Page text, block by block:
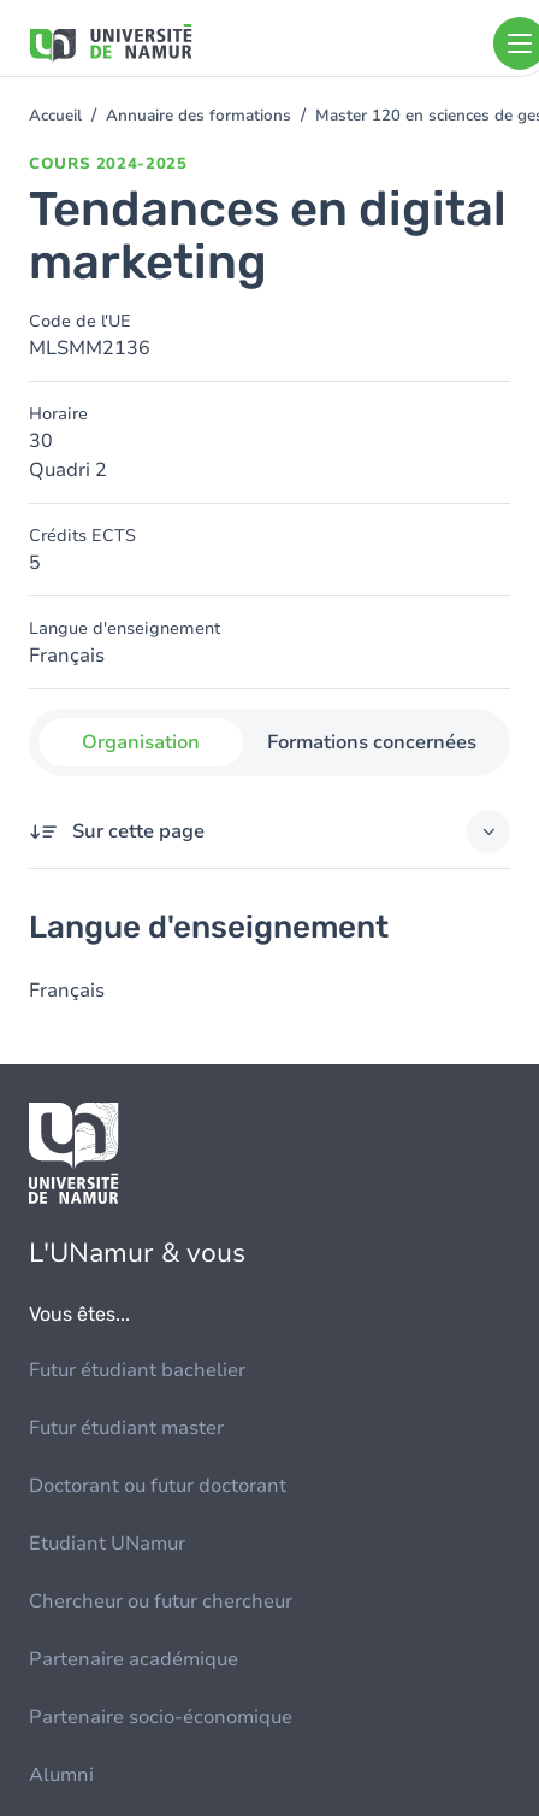
contenu
You
Accueil Annuaire des formations Master 120 en sciences de
COURS 2024-2025
Tendances en digital
marketing
Code de l'UE
MLSMM2136
Horaire
30
Quadri 2
Crédits ECTS
5
Langue d'enseignement
Français
Organisation Formations concernées
Sur cette page
Langue d'enseignement
Français
L'UNamur & vous
Vous êtes...
Futur étudiant bachelier
Futur étudiant master
Doctorant ou futur doctorant
Etudiant UNamur
Chercheur ou futur chercheur
Partenaire académique
Partenaire socio-économique
Alumni